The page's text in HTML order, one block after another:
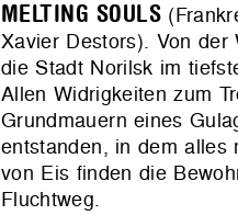
MELTING SOULS
Xavier Destors). Von
die Stadt Norilsk im
Allen Widrigkeiten zum
Grundmauern eines
entstanden, in dem alles
von Eis finden die
Fluchtweg.